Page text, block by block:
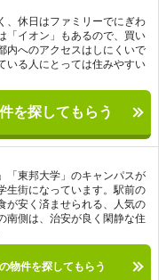
、休日はファミリーでにぎわ
「イオン」もあるので、買い
内へのアクセスはしにくいで
いる人にとっては住みやすい
を探してもらう
「東邦大学」のキャンパスが
生街になっています。駅前の
が安く済ませられる、人気の
南側は、治安が良く閑静な住
物件を探してもらう